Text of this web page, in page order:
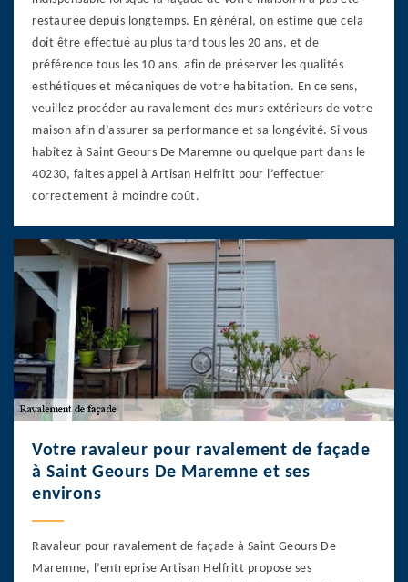
restaurée depuis longtemps. En général, on estime que cela
doit être effectué au plus tard tous les 20 ans, et de
préférence tous les 10 ans, afin de préserver les qualités
esthétiques et mécaniques de votre habitation. En ce sens,
veuillez procéder au ravalement des murs extérieurs de votre
maison afin d’assurer sa performance et sa longévité. Si vous
habitez à Saint Geours De Maremne ou quelque part dans le
40230, faites appel à Artisan Helfritt pour l’effectuer
correctement à moindre coût.
Votre ravaleur pour ravalement de façade
à Saint Geours De Maremne et ses
environs
Ravaleur pour ravalement de façade à Saint Geours De
Maremne, l’entreprise Artisan Helfritt propose ses